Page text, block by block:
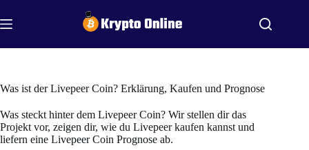
Inhalt
springen
Was ist der Livepeer Coin? Erklärung, Kaufen und Prognose
Was steckt hinter dem Livepeer Coin? Wir stellen dir das
Projekt vor, zeigen dir, wie du Livepeer kaufen kannst und
liefern eine Livepeer Coin Prognose ab.